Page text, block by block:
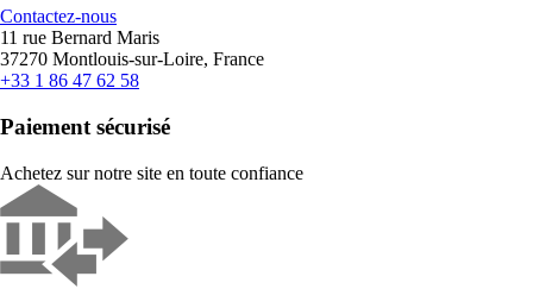
Contactez-nous
11 rue Bernard Maris
37270 Montlouis-sur-Loire, France
+33 1 86 47 62 58
Paiement sécurisé
Achetez sur notre site en toute confiance